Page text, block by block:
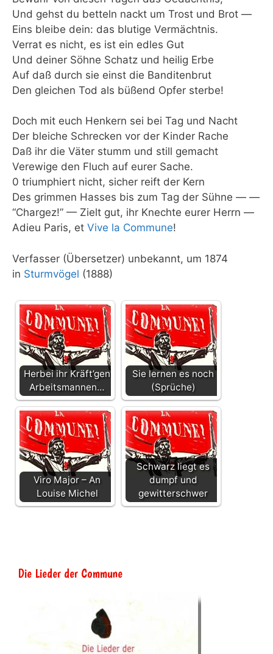
Und gehst du betteln nackt um Trost und Brot —
Eins bleibe dein: das blutige Vermächtnis.
Verrat es nicht, es ist ein edles Gut
Und deiner Söhne Schatz und heilig Erbe
Auf daß durch sie einst die Banditenbrut
Den gleichen Tod als büßend Opfer sterbe!
Doch mit euch Henkern sei bei Tag und Nacht
Der bleiche Schrecken vor der Kinder Rache
Daß ihr die Väter stumm und still gemacht
Verewige den Fluch auf eurer Sache.
0 triumphiert nicht, sicher reift der Kern
Des grimmen Hasses bis zum Tag der Sühne — —
“Chargez!” — Zielt gut, ihr Knechte eurer Herrn —
Adieu Paris, et Vive la Commune!
Verfasser (Übersetzer) unbekannt, um 1874
in Sturmvögel (1888)
Herbei ihr Kräft’gen
Arbeitsmannen…
Sie lernen es noch
(Sprüche)
Viro Major – An
Louise Michel
Schwarz liegt es
dumpf und
gewitterschwer
Die Lieder der Commune